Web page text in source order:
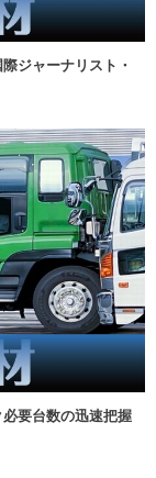
ジャーナリスト・
要台数の迅速把握